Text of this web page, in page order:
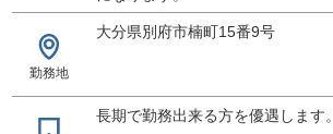
勤務地
大分県別府市楠町15番9号
長期で勤務出来る方を優遇します。